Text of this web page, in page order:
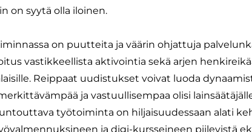
on syytä olla iloinen.
on puutteita ja väärin ohjattuja
vastikkeellista aktivointia sekä arjen
Reippaat uudistukset voivat luoda
ja vastuullisempaa olisi
työtoiminta on hiljaisuudessaan alati
ja digi-kursseineen piilevistä